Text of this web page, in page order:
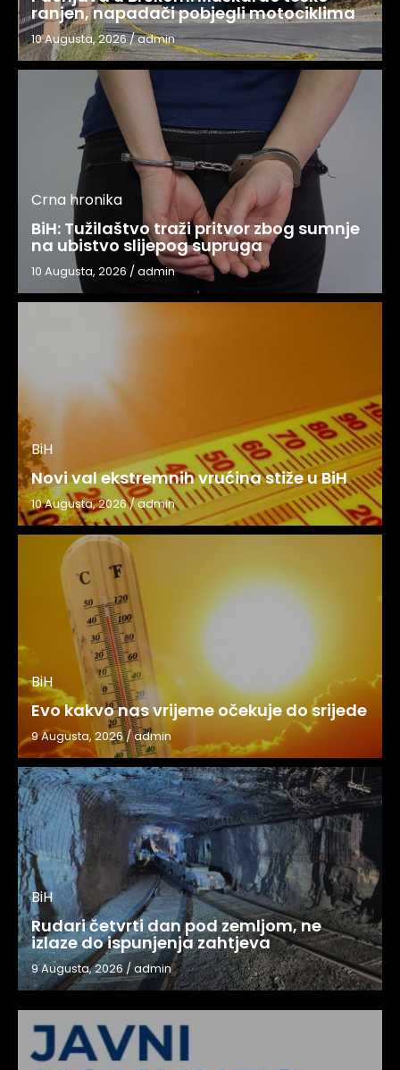
ranjen, napadači pobjegli motociklima
10 Augusta, 2026/admin
Crna hronika
BiH: Tužilaštvo traži pritvor zbog sumnje
na ubistvo slijepog supruga
10 Augusta, 2026 /admin
BiH
Novi val ekstremnih vrućina stiže u BiH
10 Augusta, 2026/admin
BiH
Evo kakvo nas vrijeme očekuje do srijede
9 Augusta, 2026/admin
BiH
Rudari četvrti dan pod zemljom, ne
izlaze do ispunjenja zahtjeva
9 Augusta, 2026 /admin